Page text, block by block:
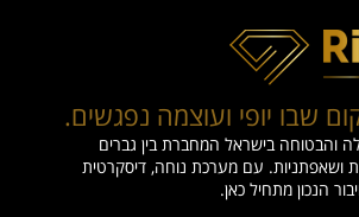
שבו יופי ועוצמה נפגשים.
והבטוחה בישראל המחברת בין גברים
ושאפתניות. עם מערכת נוחה, דיסקרטית
הנכון מתחיל כאן.